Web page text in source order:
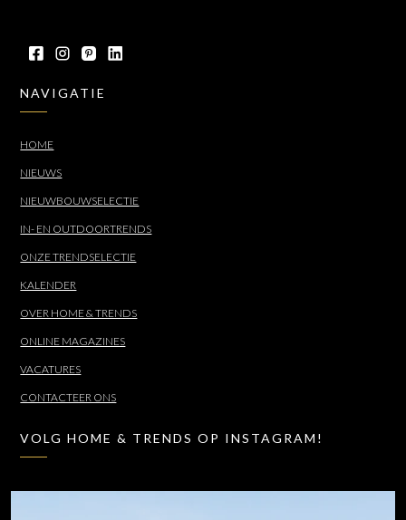
NAVIGATIE
HOME
NIEUWS
NIEUWBOUWSELECTIE
IN- EN OUTDOORTRENDS
ONZE TRENDSELECTIE
KALENDER
OVER HOME & TRENDS
ONLINE MAGAZINES
VACATURES
CONTACTEER ONS
VOLG HOME & TRENDS OP INSTAGRAM!